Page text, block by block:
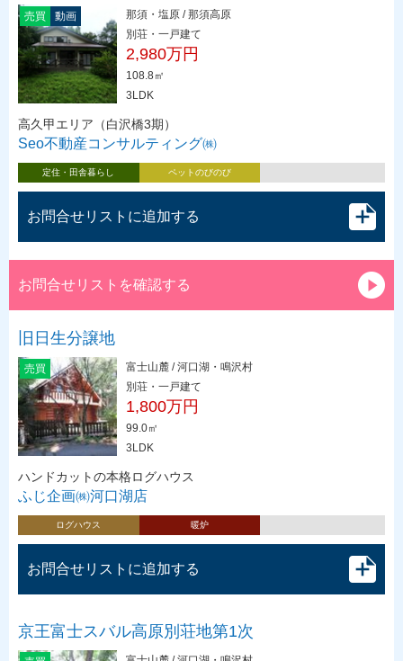
売買 動画
那須・塩原 / 那須高原
別荘・一戸建て
2,980万円
108.8㎡
3LDK
高久甲エリア（白沢橋3期）
Seo不動産コンサルティング㈱
定住・田舎暮らし ペットのびのび
お問合せリストに追加する
お問合せリストを確認する
旧日生分譲地
売買
富士山麓 / 河口湖・鳴沢村
別荘・一戸建て
1,800万円
99.0㎡
3LDK
ハンドカットの本格ログハウス
ふじ企画㈱河口湖店
ログハウス 暖炉
お問合せリストに追加する
京王富士スバル高原別荘地第1次